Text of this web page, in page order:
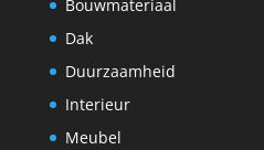
Bouwmateriaal
Dak
Duurzaamheid
Interieur
Meubel